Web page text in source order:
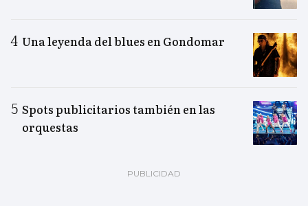
Una leyenda del blues en Gondomar
Spots publicitarios también en las
orquestas